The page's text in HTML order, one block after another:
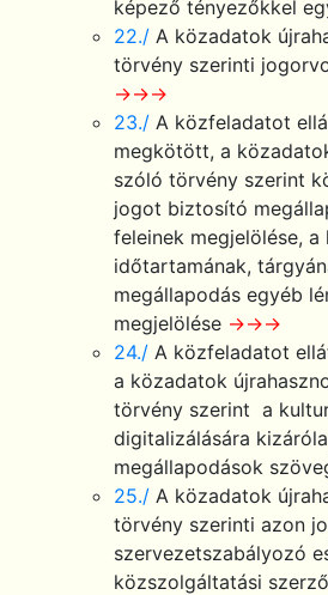
képező tényezőkkel
22./ A közadatok
törvény szerinti
→→→
23./ A közfeladatot
megkötött, a
szóló törvény szerint
jogot biztosító
feleinek megjelölése, a
időtartamának,
megállapodás egyéb
megjelölése →→→
24./ A közfeladatot
a közadatok
törvény szerint a
digitalizálására
megállapodások
25./ A közadatok
törvény szerinti azon
szervezetszabályozó
közszolgáltatási